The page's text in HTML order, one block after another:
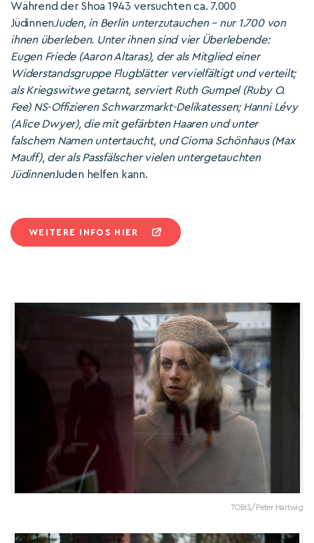
Während der Shoa 1943 versuchten ca. 7.000
Jüdinnen Juden, in Berlin unterzutauchen – nur 1.700 von
ihnen überleben. Unter ihnen sind vier Überlebende:
Eugen Friede (Aaron Altaras), der als Mitglied einer
Widerstandsgruppe Flugblätter vervielfältigt und verteilt;
als Kriegswitwe getarnt, serviert Ruth Gumpel (Ruby O.
Fee) NS-Offizieren Schwarzmarkt-Delikatessen; Hanni Lévy
(Alice Dwyer), die mit gefärbten Haaren und unter
falschem Namen untertaucht, und Cioma Schönhaus (Max
Mauff), der als Passfälscher vielen untergetauchten
JüdinnenJuden helfen kann.
WEITERE INFOS HIER
TOBIS/Peter Hartwig